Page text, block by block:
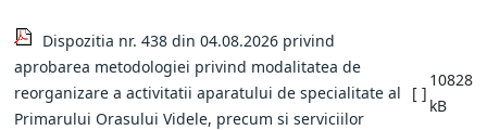
Dispozitia nr. 438 din 04.08.2026 privind
aprobarea metodologiei privind modalitatea de
reorganizare a activitatii aparatului de specialitate al
Primarului Orasului Videle, precum si serviciilor
[ ]
10828
kB